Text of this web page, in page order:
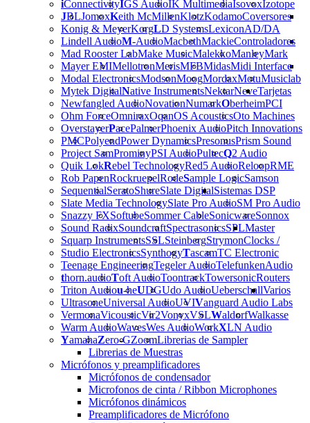
iConnectivityIGS AudioIK MultimediaIsovoxIzotope
JBLJomoxKeith McMillenKlotzKodamo
Konig & MeyerKorgLD SystemsLexicon
Lindell AudioM-AudioMacbethMackie
Mad Rooster LabMake MusicMalekkoManleyMark
Mayer EMIMellotronMerisMFBMidas
Modal ElectronicsModsonMoogMordaxMotuMusiclab
Mytek DigitalNative InstrumentsNektarNeve
Newfangled AudioNovationNumarkOberheim
Ohm ForceOmniraxOqanOS AcousticsOto Machines
OverstayerPacePalmerPhoenix AudioPitch Innovations
PMCPolyendPower DynamicsPresonusPrism Sound
Project SamProminyPSI AudioPultecQ2 Audio
Quik LokRebel TechnologyRed5 AudioReloopRME
Rob PapenRockruepelRodeSample LogicSamson
SequentialSeratoShureSlate Digital
Slate Media TechnologySlate Pro AudioSM Pro Audio
Snazzy FXSoftubeSommer CableSonicwareSonnox
Sound RadixSoundcraftSpectrasonicsSPL
Squarp InstrumentsSSLSteinbergStrymon
Studio ElectronicsSynthogyTascamTC Electronic
Teenage EngineeringTegeler AudioTelefunken
thorn.audioToft AudioToontrackTowersonic
Triton Audiou-heUDGUdo AudioUeberschall
UltrasoneUniversal AudioUVIVanguard Audio Labs
VermonaVicousticVir2VonyxVSLWaldorfWalkasse
Warm AudioWavesWes AudioWorkXLN Audio
YamahaZero-GZoom
Coversores
AD/DA
Controladores
Midi Interface
Tarjetas
PCI
Sistemas DSP
Master
Clocks /
Audio
Routers
Varios
Librerias de Sampler
Librerias de Muestras
Micrófonos y preamplificadores
Micrófonos de condensador
Microfonos de cinta / Ribbon Microphones
Micrófonos dinámicos
Preamplificadores de Micrófono